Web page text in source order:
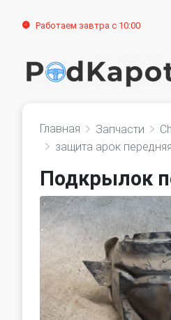
Работаем завтра с 10:00
Главная Запчасти
защита арок
Подкрылок